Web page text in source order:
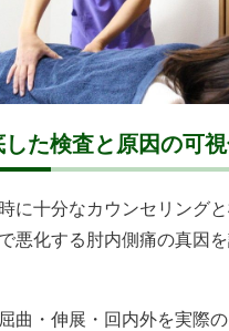
した検査と原因の可
に十分なカウンセリングと
悪化する肘内側痛の真因
曲・伸展・回内外を実際